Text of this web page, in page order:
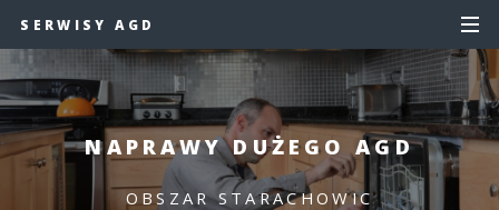
SERWISY AGD
NAPRAWY DUŻEGO AGD
OBSZAR STARACHOWIC